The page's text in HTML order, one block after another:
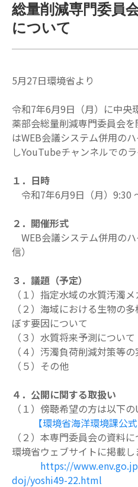
総量削減専門委員
について
5月27日環境省より
令和7年6月9日（月）に中央
薬部会総量削減専門委員会
はWEB会議システム併用の
しYouTubeチャンネルでの
１．日時
令和7年6月9日（月）9:30
２．開催形式
WEB会議システム併用の
信）
３．議題（予定）
（１）指定水域の水質汚濁
（２）海域における生物の
ぼす要因について
（３）水質将来予測について
（４）汚濁負荷削減対策等
（５）その他
４．公開に関する取扱い
（１）傍聴希望の方は以下
【環境省海洋環境課公
（２）本専門委員会の資料
環境省ウェブサイトに掲載し
https://
doj/yoshi49-22.html